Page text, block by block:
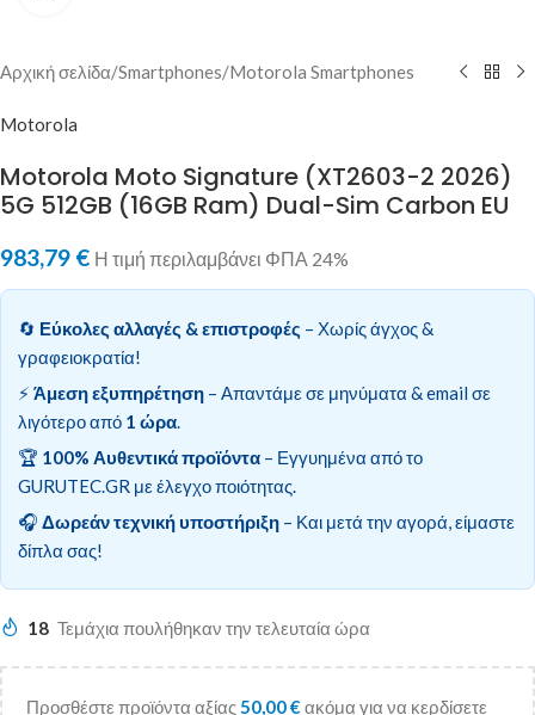
Αρχική σελίδα/Smartphones/Motorola Smartphones
Motorola
Motorola Moto Signature (XT2603-2 2026)
5G 512GB (16GB Ram) Dual-Sim Carbon EU
983,79 € Η τιμή περιλαμβάνει ΦΠΑ 24%
🔄 Εύκολες αλλαγές & επιστροφές – Χωρίς άγχος &
γραφειοκρατία!
⚡ Άμεση εξυπηρέτηση – Απαντάμε σε μηνύματα & email σε
λιγότερο από 1 ώρα.
🏆 100% Αυθεντικά προϊόντα – Εγγυημένα από το
GURUTEC.GR με έλεγχο ποιότητας.
🎧 Δωρεάν τεχνική υποστήριξη – Και μετά την αγορά, είμαστε
δίπλα σας!
18 Τεμάχια πουλήθηκαν την τελευταία ώρα
Προσθέστε προϊόντα αξίας50,00€ ακόμα για να κερδίσετε